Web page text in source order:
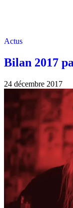
Actus
Bilan 2017
24 décembre 2017